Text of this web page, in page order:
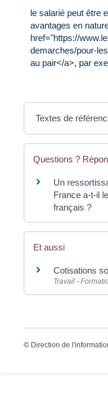
le salarié peut être
avantages en
href="https://
demarches/pour-
au pair</a>, par
Textes de
Questions ?
Un
France a-t-il
français ?
Et aussi
Cotisations
Travail -
© Direction de